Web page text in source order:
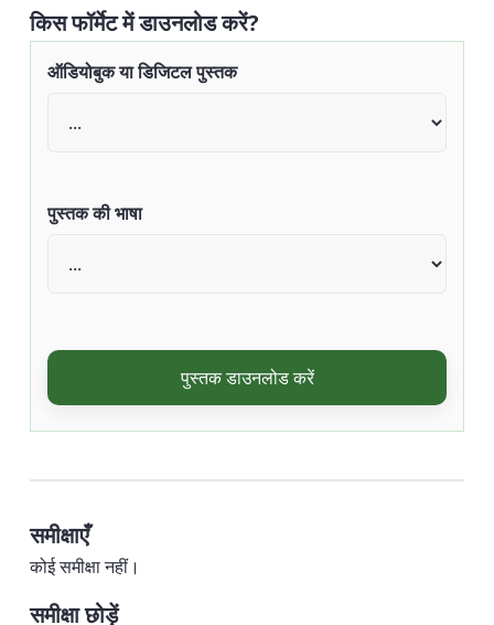
किस फॉर्मेट में डाउनलोड करें?
ऑडियोबुक या डिजिटल पुस्तक
पुस्तक की भाषा
पुस्तक डाउनलोड करें
समीक्षाएँ
कोई समीक्षा नहीं।
समीक्षा छोड़ें